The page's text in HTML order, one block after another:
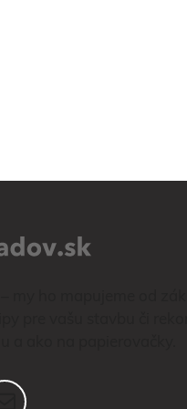
Mail